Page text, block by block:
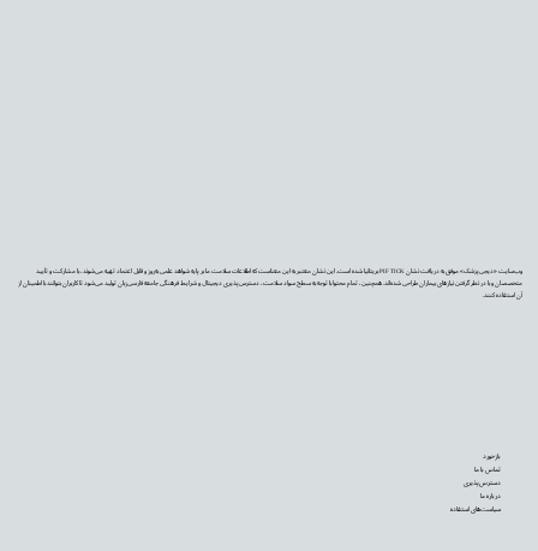
وب‌سایت «دیجی‌پزشک» موفق به دریافت نشان PIF TICK بریتانیا شده است. این نشان معتبر به این معناست که اطلاعات سلامت ما بر پایه شواهد علمی به‌روز و قابل اعتماد تهیه می‌شوند، با مشارکت و تأیید
متخصصان و با در نظر گرفتن نیازهای بیماران طراحی شده‌اند. همچنین، تمام محتوا با توجه به سطح سواد سلامت، دسترس‌پذیری دیجیتال و شرایط فرهنگی جامعه فارسی‌زبان تولید می‌شود تا کاربران بتوانند با اطمینان از
آن استفاده کنند.
بازخورد
تماس با ما
دسترس‌پذیری
درباره ما
سیاست‌های استفاده